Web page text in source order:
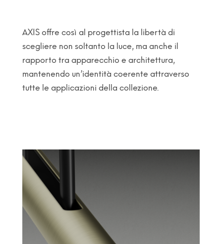
AXIS offre così al progettista la libertà di
scegliere non soltanto la luce, ma anche il
rapporto tra apparecchio e architettura,
mantenendo un’identità coerente attraverso
tutte le applicazioni della collezione.